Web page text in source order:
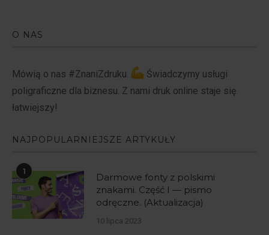
O NAS
Mówią o nas #ZnaniZdruku.
Świadczymy usługi
poligraficzne dla biznesu. Z nami druk online staje się
łatwiejszy!
NAJPOPULARNIEJSZE ARTYKUŁY
1
Darmowe fonty z polskimi
znakami. Część I — pismo
odręczne. (Aktualizacja)
10 lipca 2023